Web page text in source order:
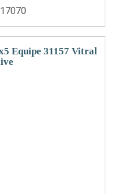
Equipe 31157 Vitral